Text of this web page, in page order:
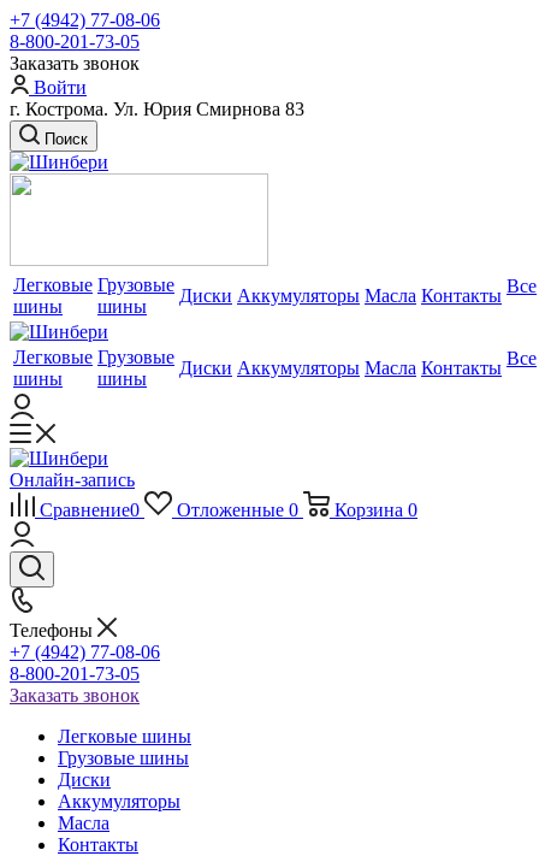
+7 (4942) 77-08-06
8-800-201-73-05
Заказать звонок
Войти
г. Кострома. Ул. Юрия Смирнова 83
Поиск
Легковые
шины
Грузовые
шины
Диски Аккумуляторы Масла Контакты Все
Легковые
шины
Грузовые
шины
Диски Аккумуляторы Масла Контакты Все
Онлайн-запись
Сравнение0 Отложенные 0 Корзина 0
Телефоны
+7 (4942) 77-08-06
8-800-201-73-05
Заказать звонок
Легковые шины
Грузовые шины
Диски
Аккумуляторы
Масла
Контакты